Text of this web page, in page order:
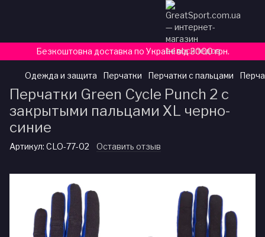
Безкоштовна доставка по Україні від 3000 грн.
Одежда и защита Перчатки Перчатки с пальцами
Перчатки Green Cycle Punch 2 с
закрытыми пальцами XL черно-
синие
Артикул: CLO-77-02 Оставить отзыв